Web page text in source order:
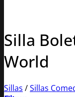
Silla
World
Sillas /Sillas